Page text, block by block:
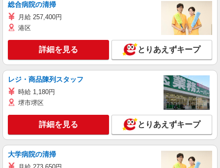
総合病院の清掃
月給 257,400円
港区
詳細を見る とりあえずキープ
レジ・商品陳列スタッフ
時給 1,180円
堺市堺区
詳細を見る とりあえずキープ
大学病院の清掃